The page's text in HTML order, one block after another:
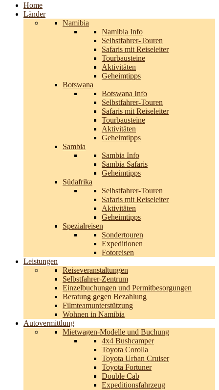
Home
Länder
Namibia
Namibia Info
Selbstfahrer-Touren
Safaris mit Reiseleiter
Tourbausteine
Aktivitäten
Geheimtipps
Botswana
Botswana Info
Selbstfahrer-Touren
Safaris mit Reiseleiter
Tourbausteine
Aktivitäten
Geheimtipps
Sambia
Sambia Info
Sambia Safaris
Geheimtipps
Südafrika
Selbstfahrer-Touren
Safaris mit Reiseleiter
Aktivitäten
Geheimtipps
Spezialreisen
Sondertouren
Expeditionen
Fotoreisen
Leistungen
Reiseveranstaltungen
Selbstfahrer-Zentrum
Einzelbuchungen und Permitbesorgungen
Beratung gegen Bezahlung
Filmteamunterstützung
Wohnen in Namibia
Autovermittlung
Mietwagen-Modelle und Buchung
4x4 Bushcamper
Toyota Corolla
Toyota Urban Cruiser
Toyota Fortuner
Double Cab
Expeditionsfahrzeug